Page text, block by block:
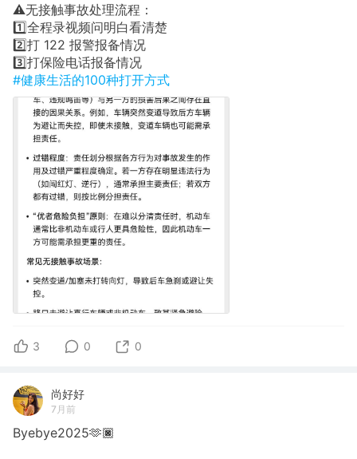
⚠️无接触事故处理流程：
1️⃣全程录视频问明白看清楚
2️⃣​打 122 报警报备情况
3️⃣​打保险电话报备情况
#健康生活的100种打开方式
3 0 0
尚好好
7月前
Byebye2025🫶🏿